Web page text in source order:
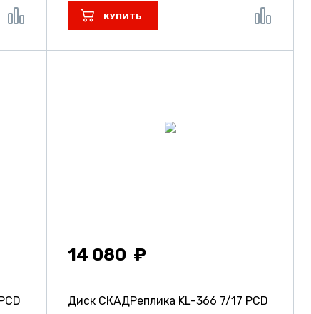
КУПИТЬ
14 080
Диск СКАДРеплика KL-366 7/17 PCD